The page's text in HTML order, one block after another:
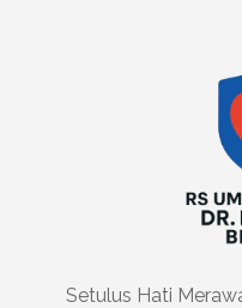
Setulus Hati